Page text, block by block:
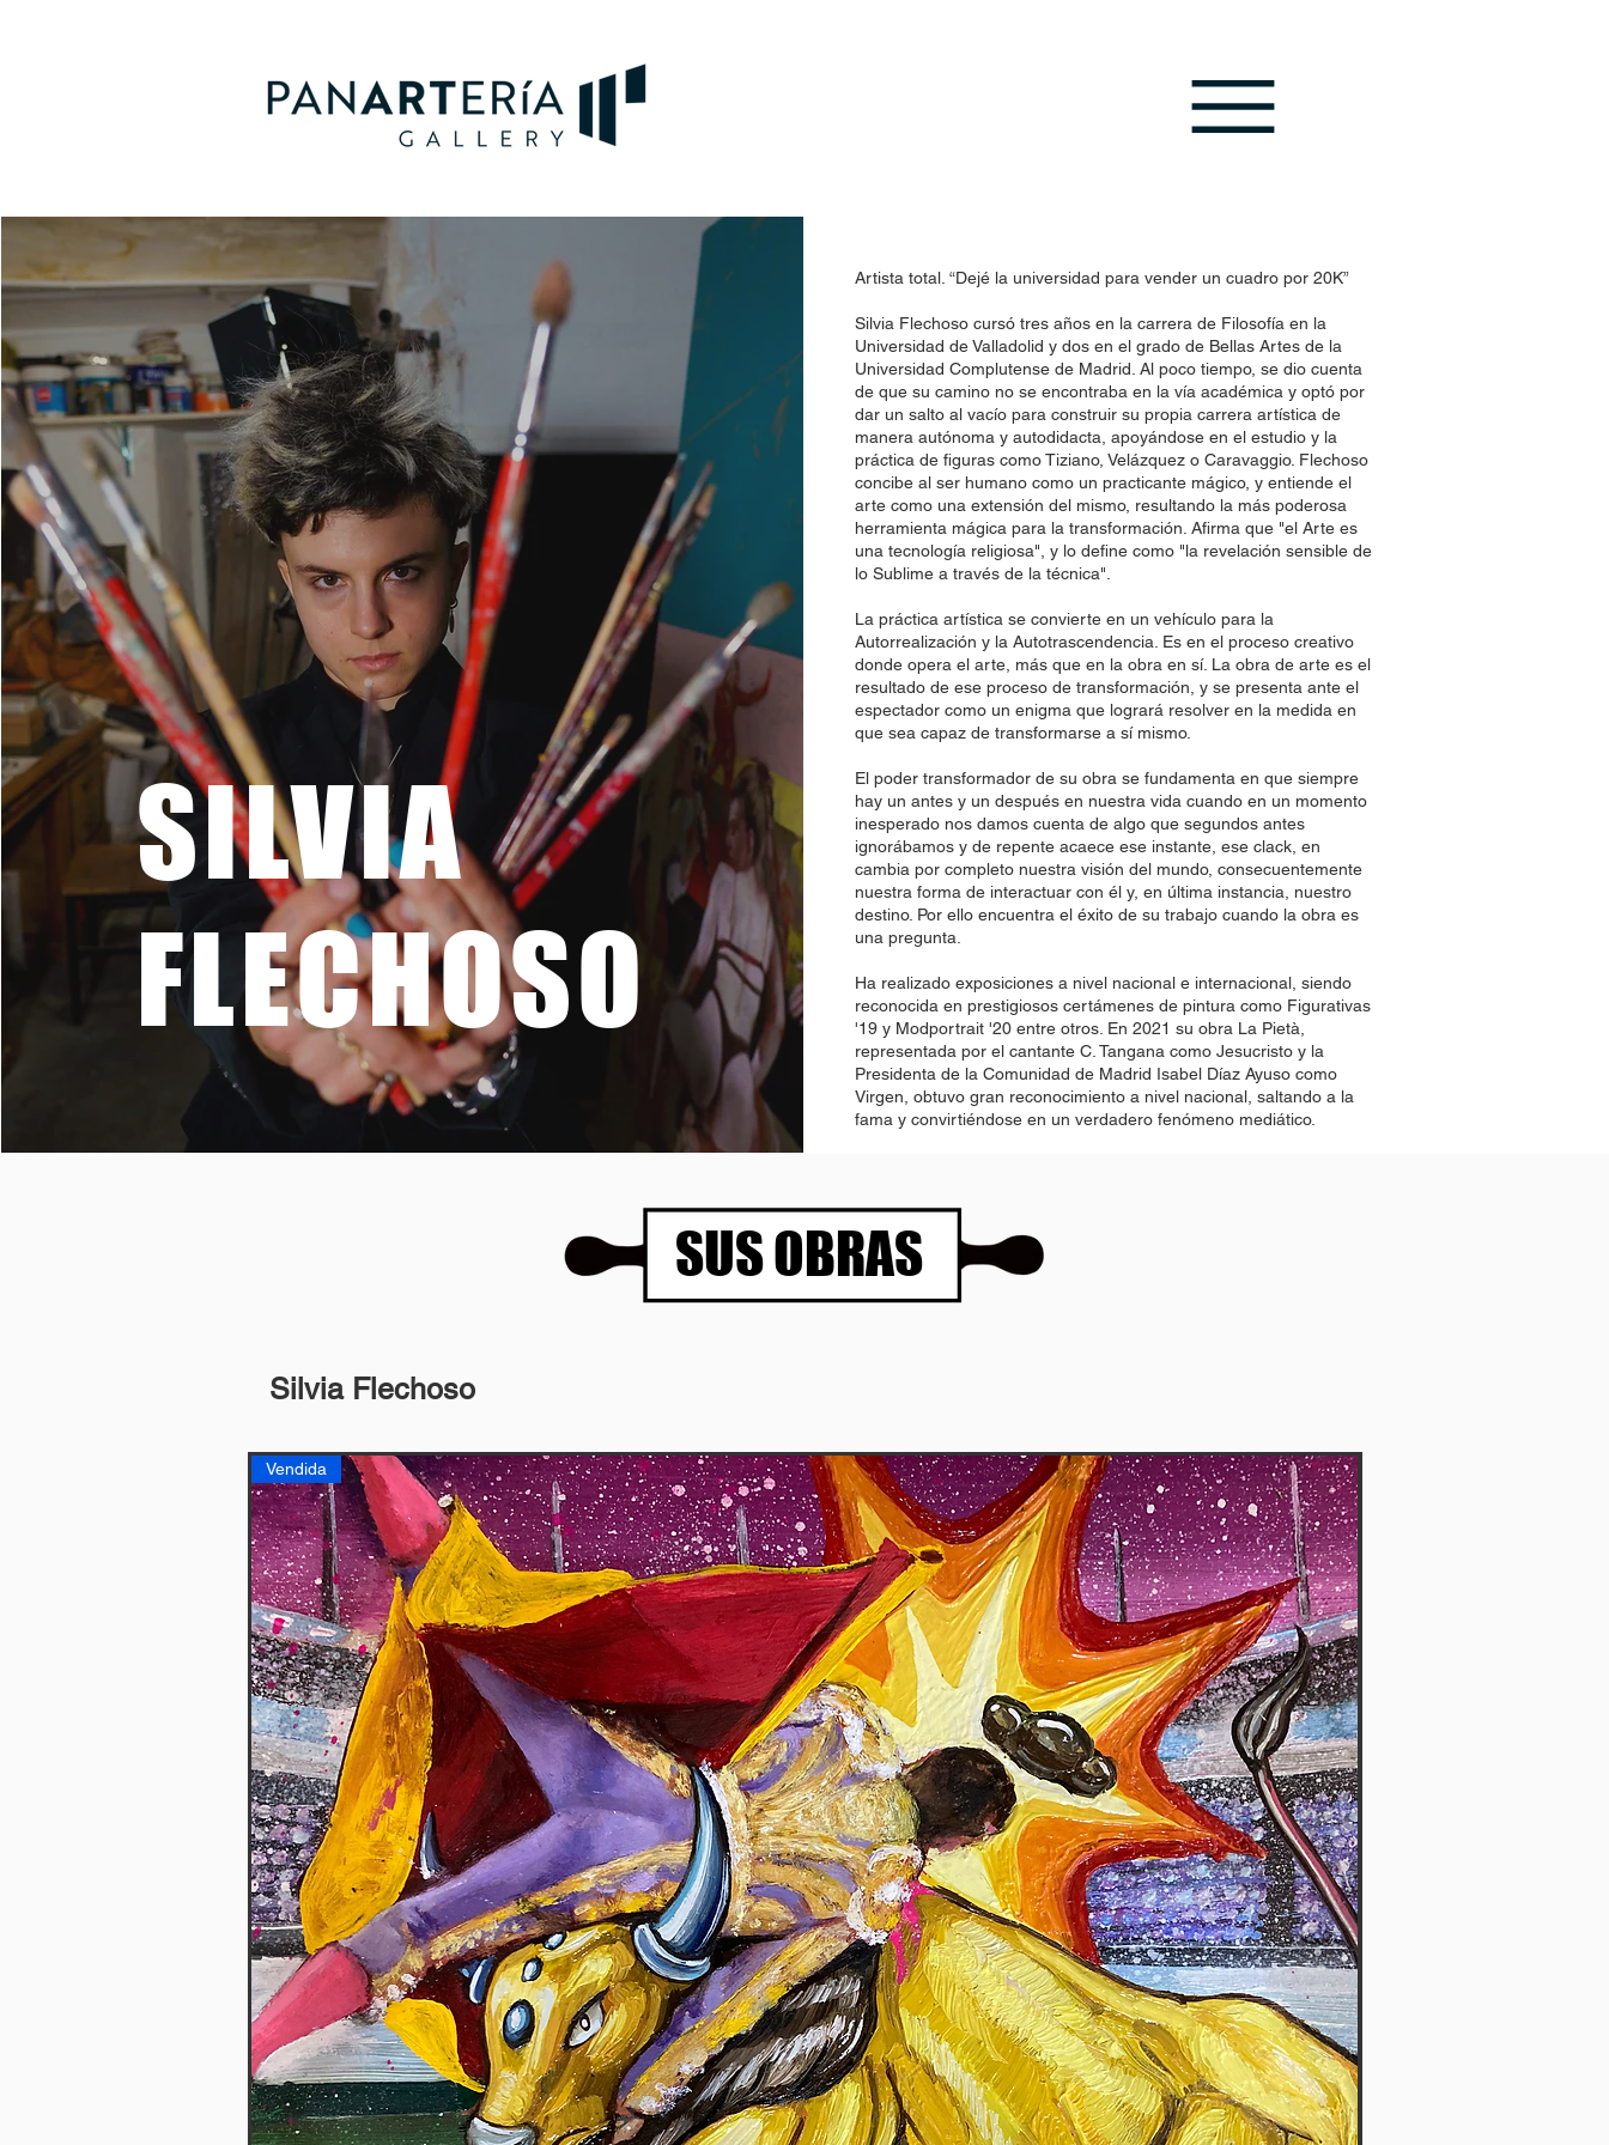
SILVIA
FLECHOSO
Artista total. “Dejé la universidad para vender un cuadro por 20K”
Silvia Flechoso cursó tres años en la carrera de Filosofía en la
Universidad de Valladolid y dos en el grado de Bellas Artes de la
Universidad Complutense de Madrid. Al poco tiempo, se dio cuenta
de que su camino no se encontraba en la vía académica y optó por
dar un salto al vacío para construir su propia carrera artística de
manera autónoma y autodidacta, apoyándose en el estudio y la
práctica de figuras como Tiziano, Velázquez o Caravaggio. Flechoso
concibe al ser humano como un practicante mágico, y entiende el
arte como una extensión del mismo, resultando la más poderosa
herramienta mágica para la transformación. Afirma que "el Arte es
una tecnología religiosa", y lo define como "la revelación sensible de
lo Sublime a través de la técnica".
La práctica artística se convierte en un vehículo para la
Autorrealización y la Autotrascendencia. Es en el proceso creativo
donde opera el arte, más que en la obra en sí. La obra de arte es el
resultado de ese proceso de transformación, y se presenta ante el
espectador como un enigma que logrará resolver en la medida en
que sea capaz de transformarse a sí mismo.
El poder transformador de su obra se fundamenta en que siempre
hay un antes y un después en nuestra vida cuando en un momento
inesperado nos damos cuenta de algo que segundos antes
ignorábamos y de repente acaece ese instante, ese clack, en
cambia por completo nuestra visión del mundo, consecuentemente
nuestra forma de interactuar con él y, en última instancia, nuestro
destino. Por ello encuentra el éxito de su trabajo cuando la obra es
una pregunta.
Ha realizado exposiciones a nivel nacional e internacional, siendo
reconocida en prestigiosos certámenes de pintura como Figurativas
'19 y Modportrait '20 entre otros. En 2021 su obra La Pietà,
representada por el cantante C. Tangana como Jesucristo y la
Presidenta de la Comunidad de Madrid Isabel Díaz Ayuso como
Virgen, obtuvo gran reconocimiento a nivel nacional, saltando a la
fama y convirtiéndose en un verdadero fenómeno mediático.
SUS OBRAS
Silvia Flechoso
Vendida